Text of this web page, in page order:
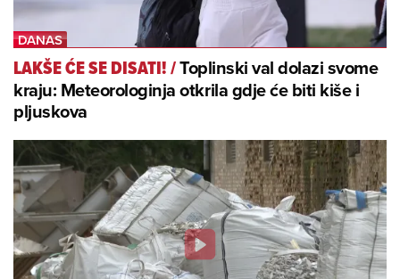
LAKŠE ĆE SE DISATI!/Toplinski val dolazi svome
kraju: Meteorologinja otkrila gdje će biti kiše i
pljuskova